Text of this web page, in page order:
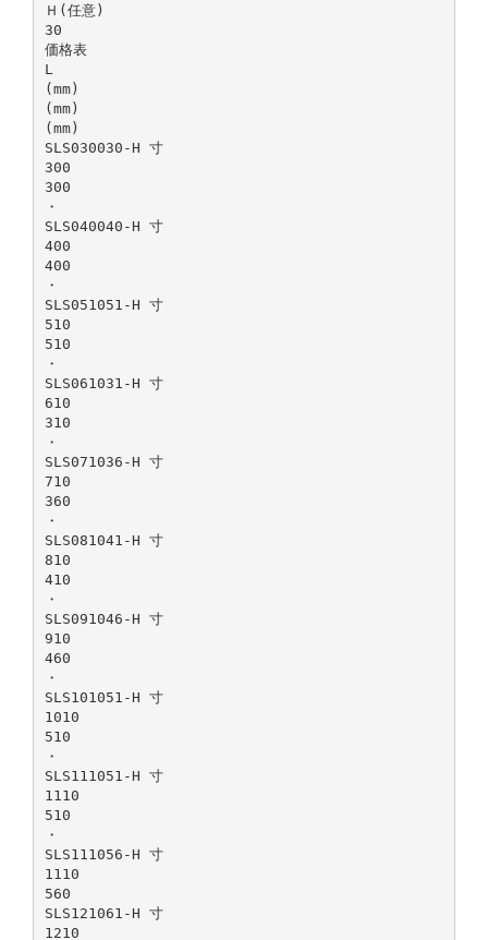
Ｈ(任意)
30
価格表
L
(mm)
(mm)
(mm)
SLS030030-H 寸
300
300
・
SLS040040-H 寸
400
400
・
SLS051051-H 寸
510
510
・
SLS061031-H 寸
610
310
・
SLS071036-H 寸
710
360
・
SLS081041-H 寸
810
410
・
SLS091046-H 寸
910
460
・
SLS101051-H 寸
1010
510
・
SLS111051-H 寸
1110
510
・
SLS111056-H 寸
1110
560
SLS121061-H 寸
1210